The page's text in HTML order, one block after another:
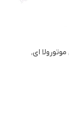
ای,